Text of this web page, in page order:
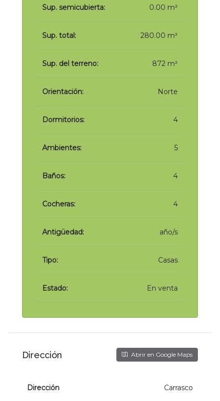
Sup. semicubierta: 0.00 m²
Sup. total: 280.00 m²
Sup. del terreno: 872 m²
Orientación: Norte
Dormitorios: 4
Ambientes: 5
Baños: 4
Cocheras: 4
Antigüedad: año/s
Tipo: Casas
Estado: En venta
Dirección Abrir en Google Maps
Dirección Carrasco